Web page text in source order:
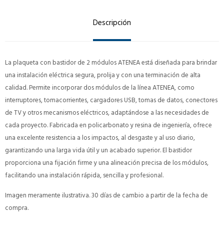
Descripción
La plaqueta con bastidor de 2 módulos ATENEA está diseñada para brindar
una instalación eléctrica segura, prolija y con una terminación de alta
calidad. Permite incorporar dos módulos de la línea ATENEA, como
interruptores, tomacorrientes, cargadores USB, tomas de datos, conectores
de TV y otros mecanismos eléctricos, adaptándose a las necesidades de
cada proyecto. Fabricada en policarbonato y resina de ingeniería, ofrece
una excelente resistencia a los impactos, al desgaste y al uso diario,
garantizando una larga vida útil y un acabado superior. El bastidor
proporciona una fijación firme y una alineación precisa de los módulos,
facilitando una instalación rápida, sencilla y profesional.
Imagen meramente ilustrativa. 30 días de cambio a partir de la fecha de
compra.